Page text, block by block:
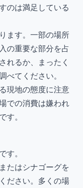
のは満足している
ます。一部の場所
の重要な部分を占
れるか、まったく
べてください。
現地の態度に注意
での消費は嫌われ
す。
。
たはシナゴーグを
ださい。多くの場